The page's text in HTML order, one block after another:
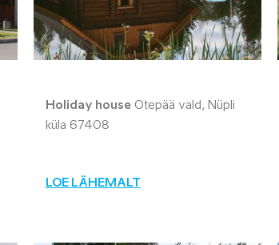
Holiday house Otepää vald, Nüpli
küla 67408
LOE LÄHEMALT